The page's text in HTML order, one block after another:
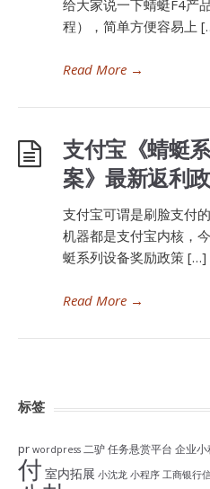
给大家说一下蜻蜓F4产
程），简单方便容易上
Read More →
支付宝《蜻蜓
案》最新返利
支付宝可谓是刷脸支付
机器都是支付宝内核，
蜓系列设备奖励政策 […]
Read More →
标签
pr wordpress 二驴任务悬赏平台 企业小
付 室内拓展 小沈龙 小程序 工商银行